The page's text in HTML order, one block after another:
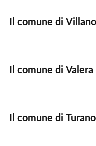
Il comune di
Il comune di
Il comune di